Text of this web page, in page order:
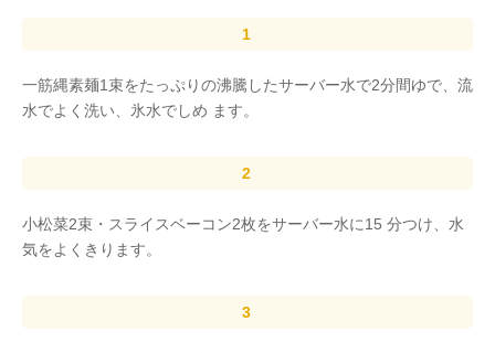
一筋縄素麺1束をたっぷりの沸騰したサーバー水で2分間ゆで、流
水でよく洗い、氷水でしめ ます。
小松菜2束・スライスベーコン2枚をサーバー水に15 分つけ、水
気をよくきります。